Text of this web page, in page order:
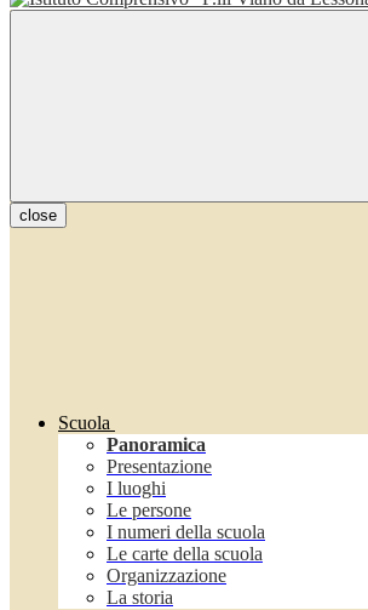
close
Scuola
Panoramica
Presentazione
I luoghi
Le persone
I numeri della scuola
Le carte della scuola
Organizzazione
La storia